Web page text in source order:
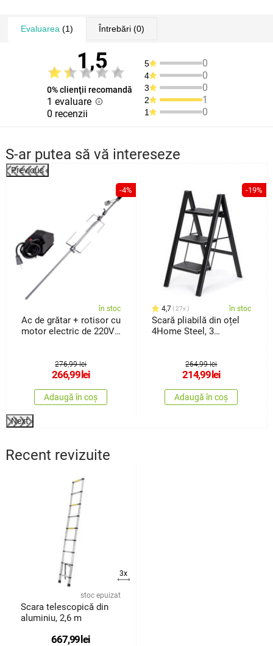
Evaluarea (1) Întrebări(0)
1,5
0% clienţii recomandă
1 evaluare
0 recenzii
5 0
4 0
3 0
2 1
1 0
S-ar putea să vă intereseze
Previous
-4%
în stoc
Ac de grătar + rotisor cu
motor electric de 220V
276,99 lei
266,99 lei
Adaugă în coș
-19%
4,7 27x în stoc
Scară pliabilă din oțel
4Home Steel, 3
264,99 lei
214,99 lei
Adaugă în coș
Next
Recent revizuite
3x
stoc epuizat
Scara telescopică din
aluminiu, 2,6 m
667,99lei